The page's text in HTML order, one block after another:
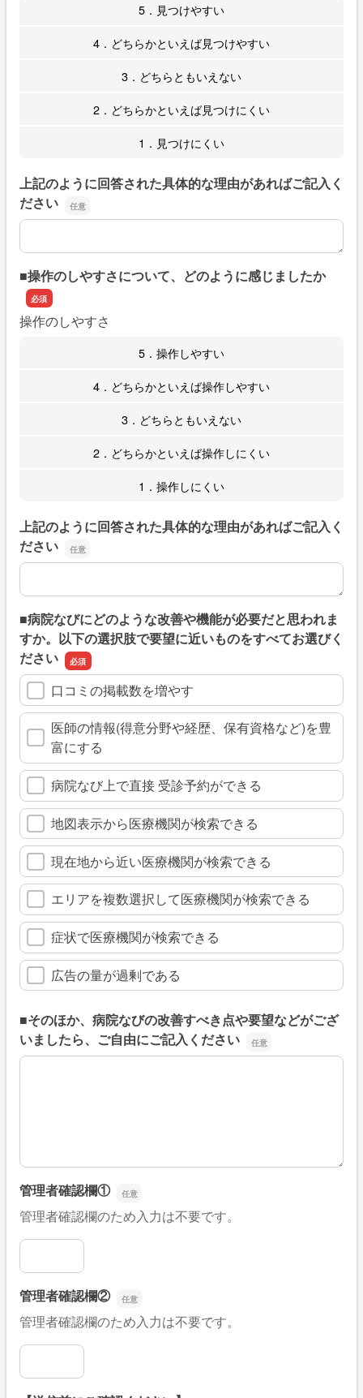
5．見つけやすい
4．どちらかといえば見つけやすい
3．どちらともいえない
2．どちらかといえば見つけにくい
1．見つけにくい
上記のように回答された具体的な理由があればご記入く
ださい
上記のように回答された具体的な理由があればご記入くだ
■操作のしやすさについて、どのように感じましたか
操作のしやすさ
5．操作しやすい
4．どちらかといえば操作しやすい
3．どちらともいえない
2．どちらかといえば操作しにくい
1．操作しにくい
上記のように回答された具体的な理由があればご記入く
ださい
上記のように回答された具体的な理由があればご記入くだ
■病院なびにどのような改善や機能が必要だと思われま
すか。以下の選択肢で要望に近いものをすべてお選びく
ださい
口コミの掲載数を増やす
医師の情報(得意分野や経歴、保有資格など)を豊
富にする
病院なび上で直接 受診予約ができる
地図表示から医療機関が検索できる
現在地から近い医療機関が検索できる
エリアを複数選択して医療機関が検索できる
症状で医療機関が検索できる
広告の量が過剰である
■そのほか、病院なびの改善すべき点や要望などがござ
いましたら、ご自由にご記入ください
■そのほか、病院なびの改善すべき点や要望などがござい
管理者確認欄①
管理者確認欄のため入力は不要です。
管理者確認欄①
管理者確認欄②
管理者確認欄のため入力は不要です。
管理者確認欄②